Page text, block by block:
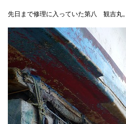
先日まで修理に入っていた第八 観吉丸。